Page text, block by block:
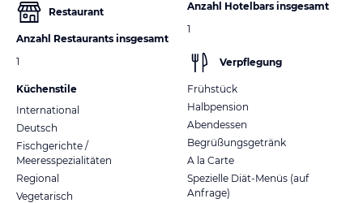
Restaurant
Anzahl Restaurants insgesamt
1
Küchenstile
International
Deutsch
Fischgerichte /
Meeresspezialitäten
Regional
Vegetarisch
Anzahl Hotelbars insgesamt
1
Verpflegung
Frühstück
Halbpension
Abendessen
Begrüßungsgetränk
A la Carte
Spezielle Diät-Menüs (auf
Anfrage)